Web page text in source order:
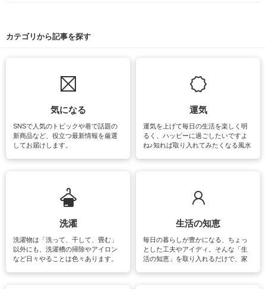
カテゴリから記事を探す
気になる
SNSで人気のトピックや巷で話題の
新商品など、役立つ最新情報を厳選
してお届けします。
運気
運気を上げて毎日の生活を楽しく明
るく、ハッピーに過ごしたいですよ
ね♪知れば取り入れてみたくなる風水
洗濯
洗濯物は「洗って、干して、畳む」
以外にも、洗濯槽の掃除やアイロン
など日々やることは色々あります。
生活の知恵
毎日の暮らしが豊かになる、ちょっ
とした工夫やアイディ。そんな「生
活の知恵」を取り入れるだけで、家